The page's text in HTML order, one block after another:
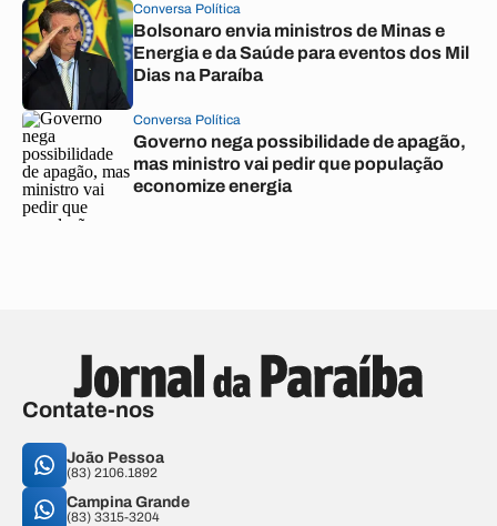
Conversa Política
Bolsonaro envia ministros de Minas e
Energia e da Saúde para eventos dos Mil
Dias na Paraíba
Conversa Política
Governo nega possibilidade de apagão,
mas ministro vai pedir que população
economize energia
Contate-nos
João Pessoa
(83) 2106.1892
Campina Grande
(83) 3315-3204